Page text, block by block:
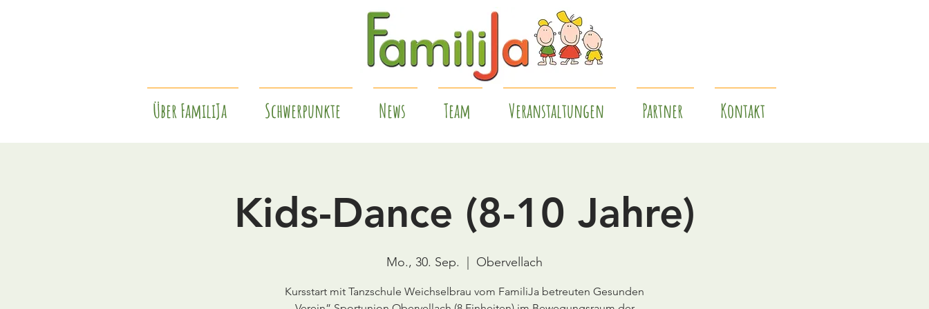
Über FamiliJa Schwerpunkte News Team Veranstaltungen Partner Kontakt
Kids-Dance (8-10 Jahre)
Mo., 30. Sep. Obervellach
Kursstart mit Tanzschule Weichselbrau vom FamiliJa betreuten Gesunden